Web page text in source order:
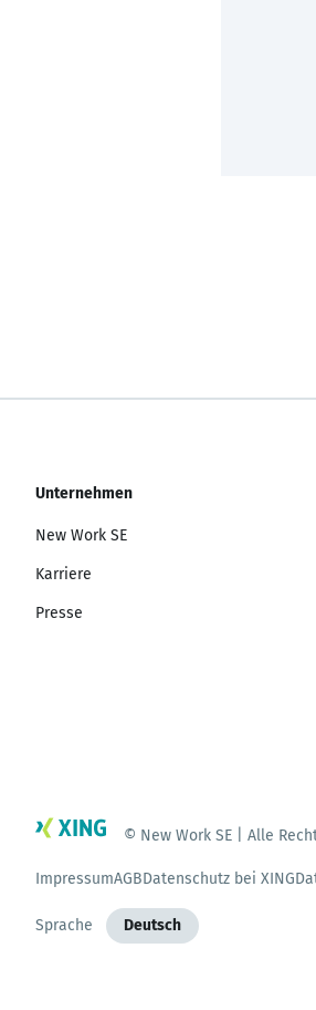
Unternehmen
New Work SE
Karriere
Presse
© New Work SE | Alle
ImpressumAGBDatenschutz bei XING
Sprache Deutsch